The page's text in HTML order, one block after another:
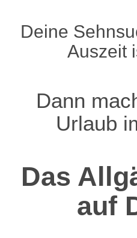
Deine
Auszeit
Dann
Urlaub
Das
auf